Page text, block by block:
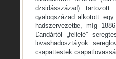
dzsidásszázad)
gyalogszázad alkotott
hadszervezetbe, míg
Dandártól „felfelé”
lovashadosztályok
csapattestek